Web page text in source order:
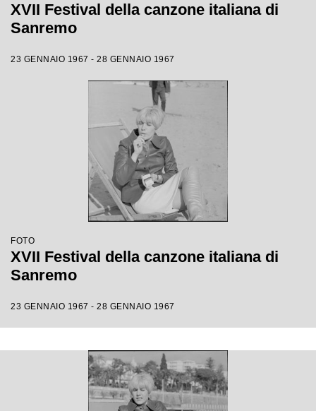
XVII Festival della canzone italiana di
Sanremo
23 GENNAIO 1967 - 28 GENNAIO 1967
FOTO
XVII Festival della canzone italiana di
Sanremo
23 GENNAIO 1967 - 28 GENNAIO 1967